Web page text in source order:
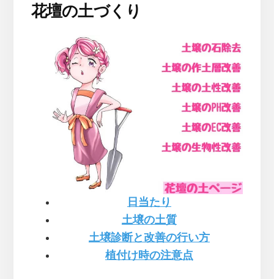
花壇の土づくり
日当たり
土壌の土質
土壌診断と改善の行い方
植付け時の注意点